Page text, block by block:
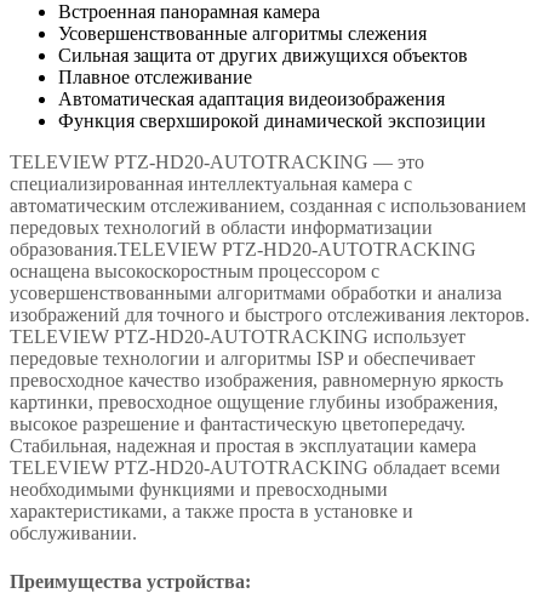
Встроенная панорамная камера
Усовершенствованные алгоритмы слежения
Сильная защита от других движущихся объектов
Плавное отслеживание
Автоматическая адаптация видеоизображения
Функция сверхширокой динамической экспозиции
TELEVIEW PTZ-HD20-AUTOTRACKING — это
специализированная интеллектуальная камера с
автоматическим отслеживанием, созданная с использованием
передовых технологий в области информатизации
образования.TELEVIEW PTZ-HD20-AUTOTRACKING
оснащена высокоскоростным процессором с
усовершенствованными алгоритмами обработки и анализа
изображений для точного и быстрого отслеживания лекторов.
TELEVIEW PTZ-HD20-AUTOTRACKING использует
передовые технологии и алгоритмы ISP и обеспечивает
превосходное качество изображения, равномерную яркость
картинки, превосходное ощущение глубины изображения,
высокое разрешение и фантастическую цветопередачу.
Стабильная, надежная и простая в эксплуатации камера
TELEVIEW PTZ-HD20-AUTOTRACKING обладает всеми
необходимыми функциями и превосходными
характеристиками, а также проста в установке и
обслуживании.
Преимущества устройства: